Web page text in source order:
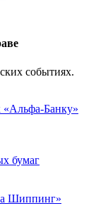
событиях.
«Альфа-Банку»
бумаг
Шиппинг»